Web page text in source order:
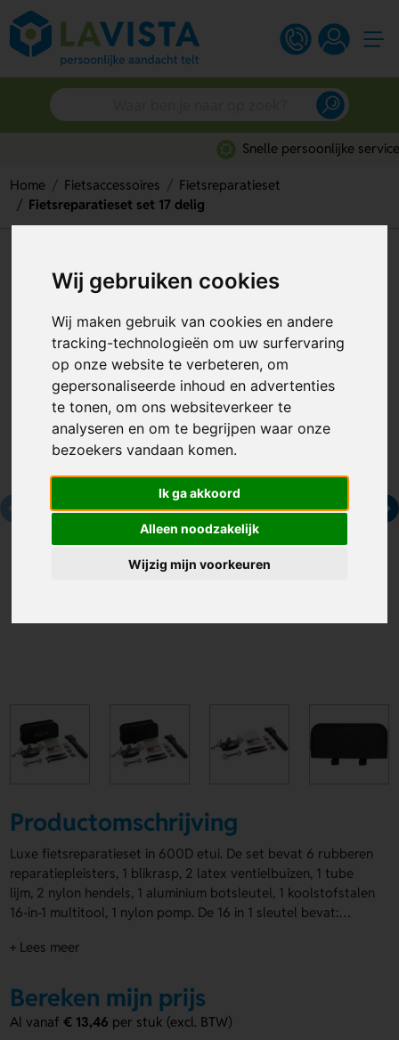
Wij gebruiken cookies
Wij maken gebruik van cookies en andere
tracking-technologieën om uw surfervaring
op onze website te verbeteren, om
gepersonaliseerde inhoud en advertenties
te tonen, om ons websiteverkeer te
analyseren en om te begrijpen waar onze
bezoekers vandaan komen.
Ik ga akkoord
Alleen noodzakelijk
Wijzig mijn voorkeuren
Snelle persoonlijke service
Home Fietsaccessoires
Fietsreparatieset
Fietsreparatieset set 17 delig
Fietsreparatieset set 17 delig
Artikelnummer:
Productomschrijving
Luxe fietsreparatieset in 600D etui. De set bevat 6 rubberen
reparatiepleisters, 1 blikrasp, 2 latex ventielbuizen, 1 tube
lijm, 2 nylon hendels, 1 aluminium botsleutel, 1 koolstofstalen
16-in-1 multitool, 1 nylon pomp. De 16 in 1 sleutel bevat:
elk; dopsleutel 8 mm / 9 mm / 10 mm elk;
verlengstang voor dopsleutels,; platte sleutel 8/10/15 / mm,
spaaksleutel / 14GE.
+ Lees meer
Bereken mijn prijs
Al vanaf€ 13,46 per stuk (excl. BTW)